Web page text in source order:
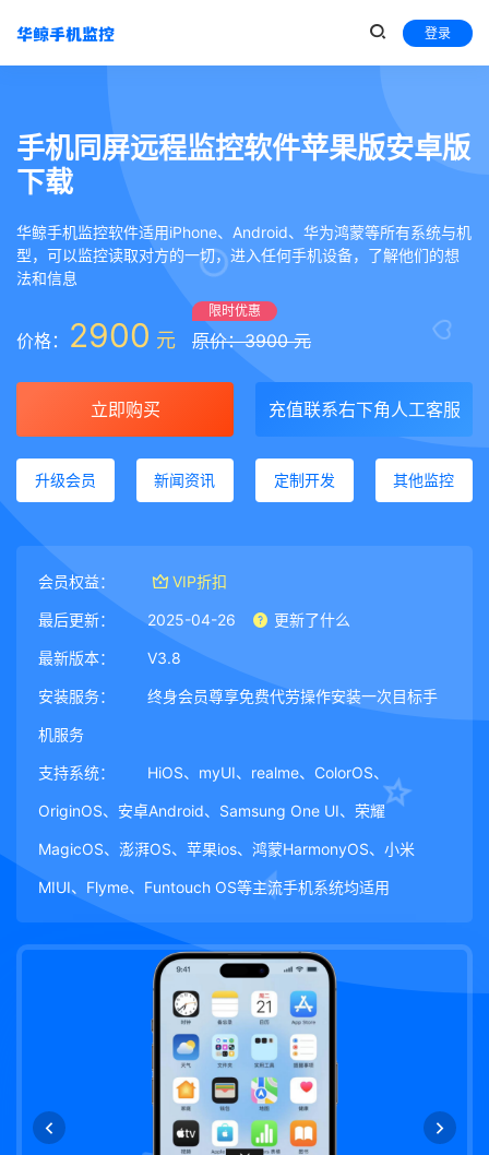
登录
手机同屏远程监控软件苹果版安卓版
下载
华鲸手机监控软件适用iPhone、Android、华为鸿蒙等所有系统与机
型，可以监控读取对方的一切，进入任何手机设备，了解他们的想
法和信息
价格： 2900 元
限时优惠
原价：3900 元
立即购买 充值联系右下角人工客服
升级会员 新闻资讯 定制开发 其他监控
会员权益： VIP折扣
最后更新： 2025-04-26 更新了什么
最新版本： V3.8
安装服务： 终身会员尊享免费代劳操作安装一次目标手
机服务
支持系统： HiOS、myUI、realme、ColorOS、
OriginOS、安卓Android、Samsung One UI、荣耀
MagicOS、澎湃OS、苹果ios、鸿蒙HarmonyOS、小米
MIUI、Flyme、Funtouch OS等主流手机系统均适用